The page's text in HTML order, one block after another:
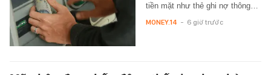
tiền mặt như thẻ ghi nợ thông…
MONEY.14 - 6 giờ trước